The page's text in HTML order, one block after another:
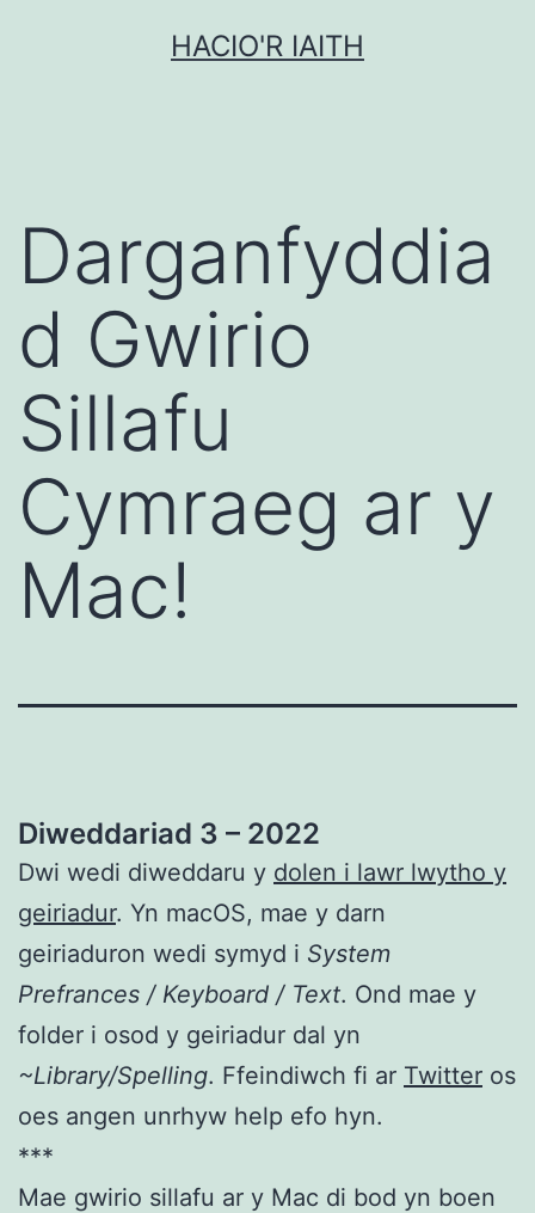
HACIO'R IAITH
Darganfyddia
d Gwirio
Sillafu
Cymraeg ar y
Mac!
Diweddariad 3 – 2022
Dwi wedi diweddaru y dolen i lawr lwytho y
geiriadur. Yn macOS, mae y darn
geiriaduron wedi symyd i System
Prefrances / Keyboard / Text. Ond mae y
folder i osod y geiriadur dal yn
~Library/Spelling. Ffeindiwch fi ar Twitter os
oes angen unrhyw help efo hyn.
***
Mae gwirio sillafu ar y Mac di bod yn boen